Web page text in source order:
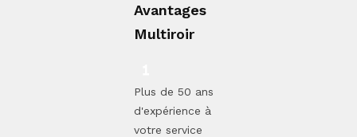
Avantages
Multiroir
Plus de 50 ans
d'expérience à
votre service